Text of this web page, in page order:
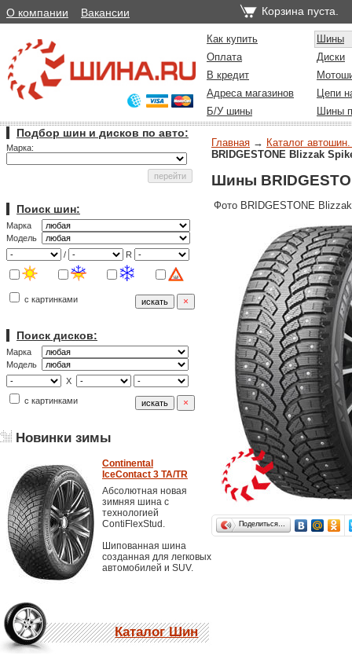
О компании Вакансии Корзина пуста.
Как купить
Шины
Оплата
Диски
В кредит
Адреса магазинов
Цепи
Б/У шины
Шины
Подбор шин и дисков по авто:
Марка:
Поиск шин:
Марка
Модель
/
R
с картинками
Поиск дисков:
Марка
Модель
X
с картинками
Новинки зимы
Continental
IceContact 3 TA/TR
Абсолютная новая
зимняя шина с
технологией
ContiFlexStud.
Шипованная шина
созданная для легковых
автомобилей и SUV.
Каталог Шин
Главная → Каталог
BRIDGESTONE Blizzak
Шины
Фото BRIDGESTONE
Поделиться…